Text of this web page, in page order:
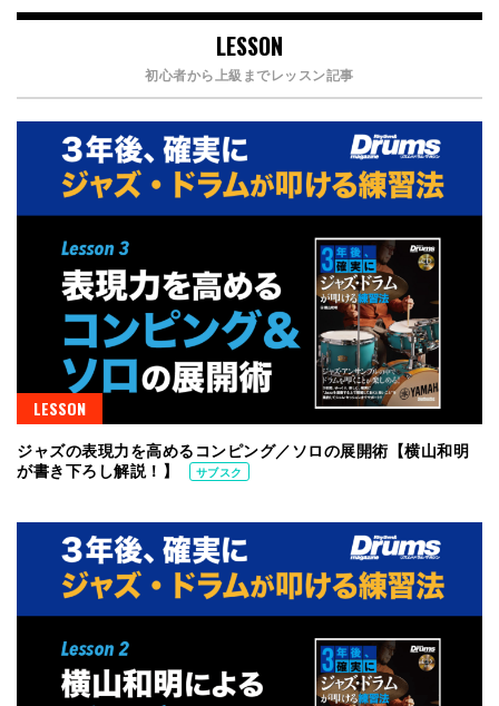
LESSON
初心者から上級までレッスン記事
LESSON
ジャズの表現力を高めるコンピング／ソロの展開術【横山和明
が書き下ろし解説！】
サブスク